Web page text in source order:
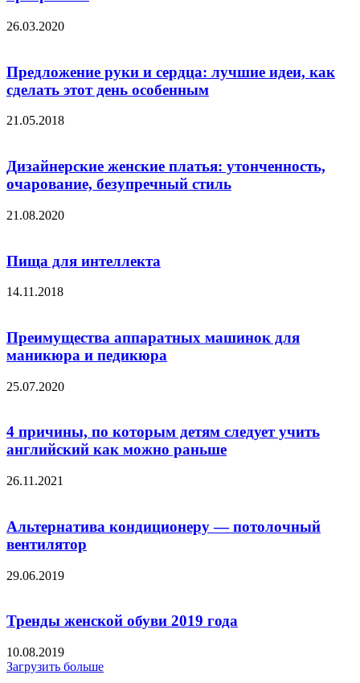
26.03.2020
Предложение руки и сердца: лучшие идеи, как
сделать этот день особенным
21.05.2018
Дизайнерские женские платья: утонченность,
очарование, безупречный стиль
21.08.2020
Пища для интеллекта
14.11.2018
Преимущества аппаратных машинок для
маникюра и педикюра
25.07.2020
4 причины, по которым детям следует учить
английский как можно раньше
26.11.2021
Альтернатива кондиционеру — потолочный
вентилятор
29.06.2019
Тренды женской обуви 2019 года
10.08.2019
Загрузить больше